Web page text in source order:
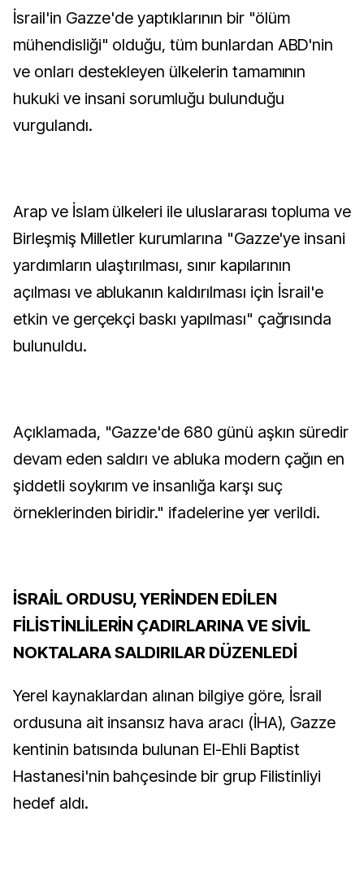
İsrail'in Gazze'de yaptıklarının bir "ölüm
mühendisliği" olduğu, tüm bunlardan ABD'nin
ve onları destekleyen ülkelerin tamamının
hukuki ve insani sorumluğu bulunduğu
vurgulandı.
Arap ve İslam ülkeleri ile uluslararası topluma ve
Birleşmiş Milletler kurumlarına "Gazze'ye insani
yardımların ulaştırılması, sınır kapılarının
açılması ve ablukanın kaldırılması için İsrail'e
etkin ve gerçekçi baskı yapılması" çağrısında
bulunuldu.
Açıklamada, "Gazze'de 680 günü aşkın süredir
devam eden saldırı ve abluka modern çağın en
şiddetli soykırım ve insanlığa karşı suç
örneklerinden biridir." ifadelerine yer verildi.
İSRAİL ORDUSU, YERİNDEN EDİLEN
FİLİSTİNLİLERİN ÇADIRLARINA VE SİVİL
NOKTALARA SALDIRILAR DÜZENLEDİ
Yerel kaynaklardan alınan bilgiye göre, İsrail
ordusuna ait insansız hava aracı (İHA), Gazze
kentinin batısında bulunan El-Ehli Baptist
Hastanesi'nin bahçesinde bir grup Filistinliyi
hedef aldı.